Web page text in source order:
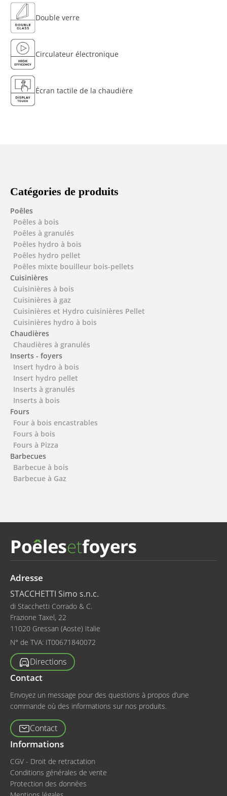
Double verre
Circulateur électronique
Écran tactile de la chaudière
Catégories de produits
Poêles
Poêles à bois
Poêles à granulés
Poêles hydro à bois
Poêles hydro pellet
Poêles mixte bouilleur bois-pellets
Cuisinières
Cuisinières à bois
Cuisinières à gaz
Cuisinières et Hydro cuisinières Pellet
Cuisinières hydro à bois
Chaudières
Chaudières à granulés
Inserts - foyers
Insert hydro à bois
Insert hydro pellet
Inserts à granulés
Inserts à bois
Fours
Four à bois encastrables
Fours à bois
Fours à Pizza
Barbecues
Barbecue à bois
Barbecue à Gaz
Adresse
STACCHETTI Simo s.n.c.
di Stacchetti Corrado & C.
Frazione Taxel, 22
11020 Gressan (Aoste) Italie
N° de TVA: IT00671840072
Directions
Contact
Envoyez un message pour des questions à propos d’une
commande où des informations sur nos produits.
Contact
Informations
CGV - Droit de retractation
Conditions générales de vente
Protection des données